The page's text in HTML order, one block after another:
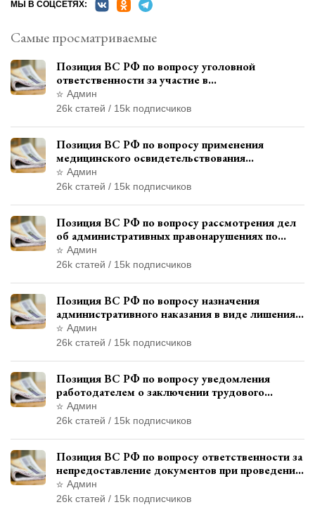
МЫ В СОЦСЕТЯХ:
Самые просматриваемые
Позиция ВС РФ по вопросу уголовной
ответственности за участие в
террористической организации до
официального признания
Админ
26k статей / 15k подписчиков
Позиция ВС РФ по вопросу применения
медицинского освидетельствования
военнослужащих при увольнении с военной
службы
Админ
26k статей / 15k подписчиков
Позиция ВС РФ по вопросу рассмотрения дел
об административных правонарушениях по
месту жительства и сроков давности
привлечения к ответственности
Админ
26k статей / 15k подписчиков
Позиция ВС РФ по вопросу назначения
административного наказания в виде лишения
права управления транспортными средствами
Админ
26k статей / 15k подписчиков
Позиция ВС РФ по вопросу уведомления
работодателем о заключении трудового
договора с бывшим государственным
служащим
Админ
26k статей / 15k подписчиков
Позиция ВС РФ по вопросу ответственности за
непредоставление документов при проведении
контроля и надзора
Админ
26k статей / 15k подписчиков